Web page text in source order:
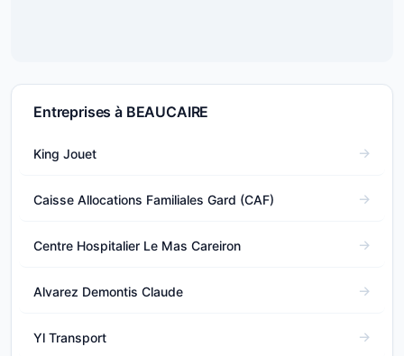
Entreprises à BEAUCAIRE
King Jouet
Caisse Allocations Familiales Gard (CAF)
Centre Hospitalier Le Mas Careiron
Alvarez Demontis Claude
Yl Transport